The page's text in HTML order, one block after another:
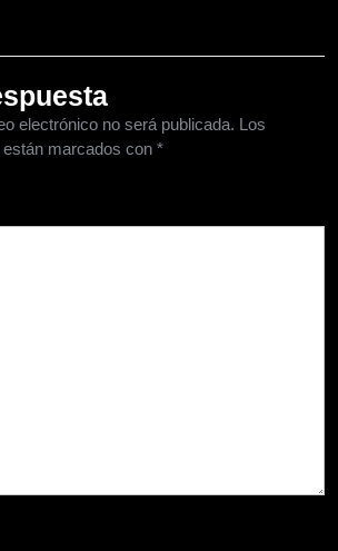
electrónico no será publicada. Los
marcados con *